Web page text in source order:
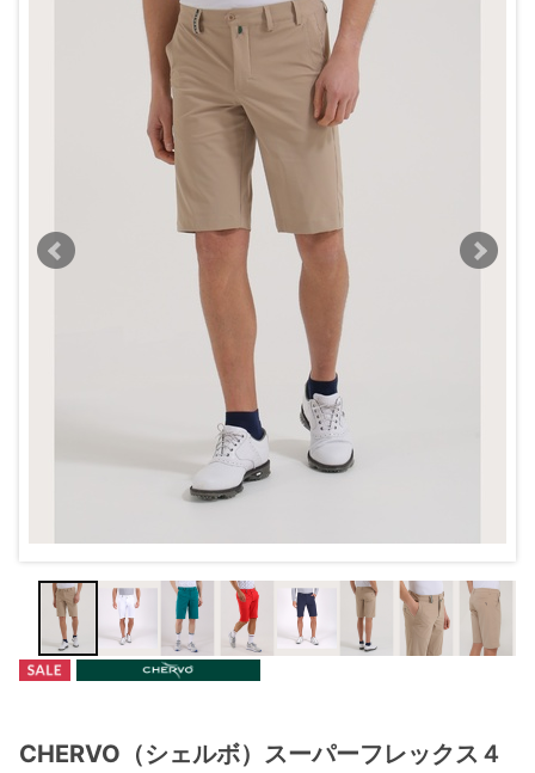
CHERVO（シェルボ）スーパーフレックス４